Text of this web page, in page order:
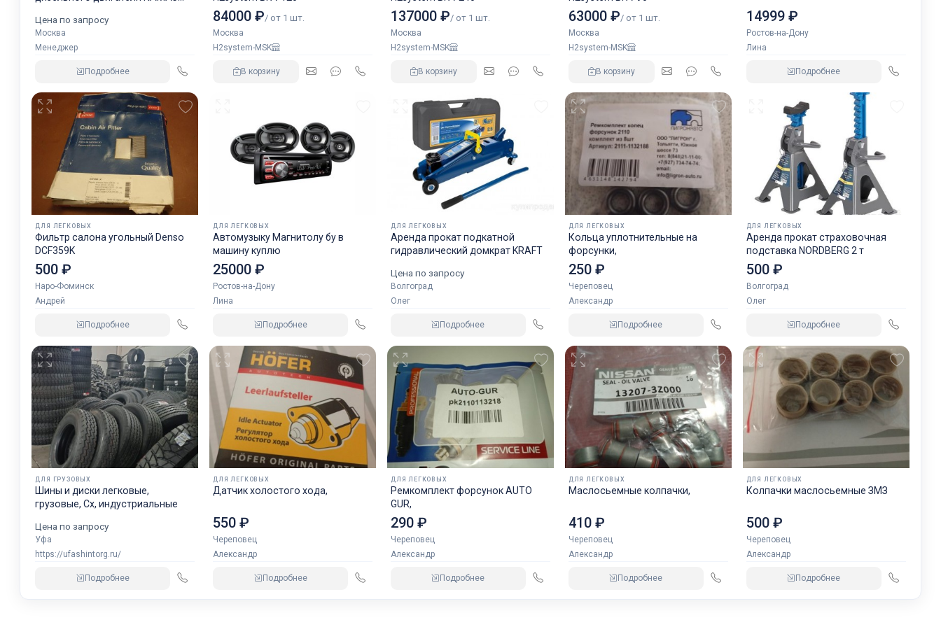
Цена по запросу
Москва
Менеджер
Подробнее
84000 ₽/ от 1 шт.
Москва
H2system-MSK
В корзину
137000 ₽/ от 1 шт.
Москва
H2system-MSK
В корзину
63000 ₽/ от 1 шт.
Москва
H2system-MSK
В корзину
14999 ₽
Ростов-на-Дону
Лина
Подробнее
ДЛЯ ЛЕГКОВЫХ
Фильтр салона угольный Denso
DCF359K
500 ₽
Наро-Фоминск
Андрей
Подробнее
ДЛЯ ЛЕГКОВЫХ
Автомузыку Магнитолу бу в
машину куплю
25000 ₽
Ростов-на-Дону
Лина
Подробнее
ДЛЯ ЛЕГКОВЫХ
Аренда прокат подкатной
гидравлический домкрат KRAFT
Цена по запросу
Волгоград
Олег
Подробнее
ДЛЯ ЛЕГКОВЫХ
Кольца уплотнительные на
форсунки,
250 ₽
Череповец
Александр
Подробнее
ДЛЯ ЛЕГКОВЫХ
Аренда прокат страховочная
подставка NORDBERG 2 т
500 ₽
Волгоград
Олег
Подробнее
ДЛЯ ГРУЗОВЫХ
Шины и диски легковые,
грузовые, Сх, индустриальные
Цена по запросу
Уфа
https://ufashintorg.ru/
Подробнее
ДЛЯ ЛЕГКОВЫХ
Датчик холостого хода,
550 ₽
Череповец
Александр
Подробнее
ДЛЯ ЛЕГКОВЫХ
Ремкомплект форсунок AUTO
GUR,
290 ₽
Череповец
Александр
Подробнее
ДЛЯ ЛЕГКОВЫХ
Маслосьемные колпачки,
410 ₽
Череповец
Александр
Подробнее
ДЛЯ ЛЕГКОВЫХ
Колпачки маслосьемные ЗМЗ
500 ₽
Череповец
Александр
Подробнее